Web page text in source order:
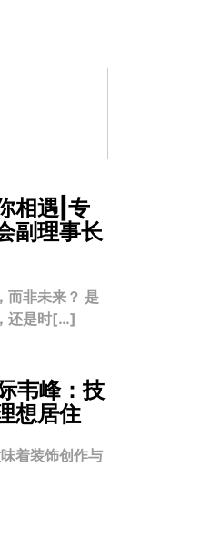
相遇|专
副理事长
而非未来？ 是
还是时[…]
韦峰：技
想居住
着装饰创作与